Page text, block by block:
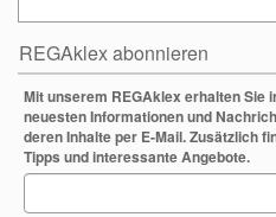
REGAklex abonnieren
Mit unserem REGAklex erhalten Sie
neuesten Informationen und
deren Inhalte per E-Mail. Zusätzlich
Tipps und interessante Angebote.